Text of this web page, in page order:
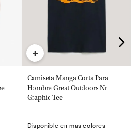
+
Camiseta Manga Corta Para
Hombre Great Outdoors Nr
Graphic Tee
Disponible en más colores